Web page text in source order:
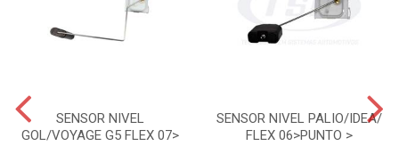
SENSOR NIVEL
GOL/VOYAGE G5 FLEX 07>
SENSOR NIVEL PALIO/IDEA/
FLEX 06>PUNTO >